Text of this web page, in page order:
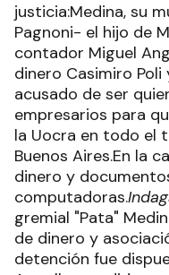
justicia:Medina, su
Pagnoni- el hijo de
contador Miguel
dinero Casimiro Poli
acusado de ser
empresarios para
la Uocra en todo el
Buenos Aires.En la
dinero y
computadoras.
gremial "Pata"
de dinero y
detención fue